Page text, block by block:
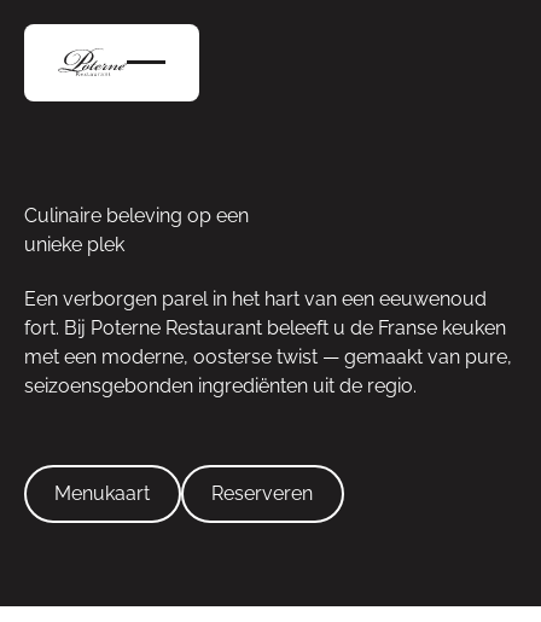
Culinaire beleving op een
unieke plek
Een verborgen parel in het hart van een eeuwenoud
fort. Bij Poterne Restaurant beleeft u de Franse keuken
met een moderne, oosterse twist — gemaakt van pure,
seizoensgebonden ingrediënten uit de regio.
Menukaart Reserveren